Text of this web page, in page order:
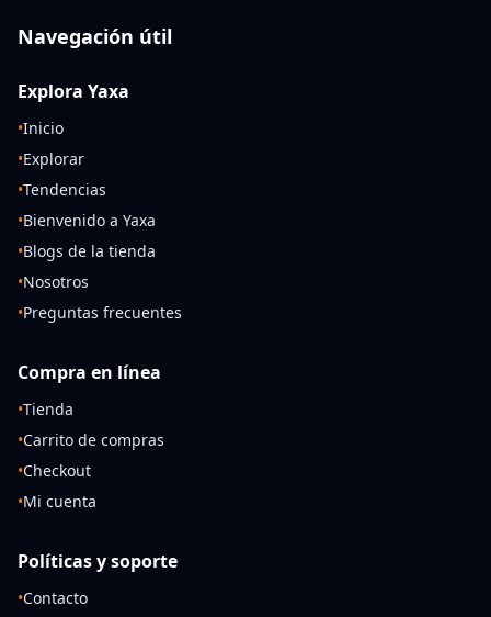
Navegación útil
Explora Yaxa
•Inicio
•Explorar
•Tendencias
•Bienvenido a Yaxa
•Blogs de la tienda
•Nosotros
•Preguntas frecuentes
Compra en línea
•Tienda
•Carrito de compras
•Checkout
•Mi cuenta
Políticas y soporte
•Contacto